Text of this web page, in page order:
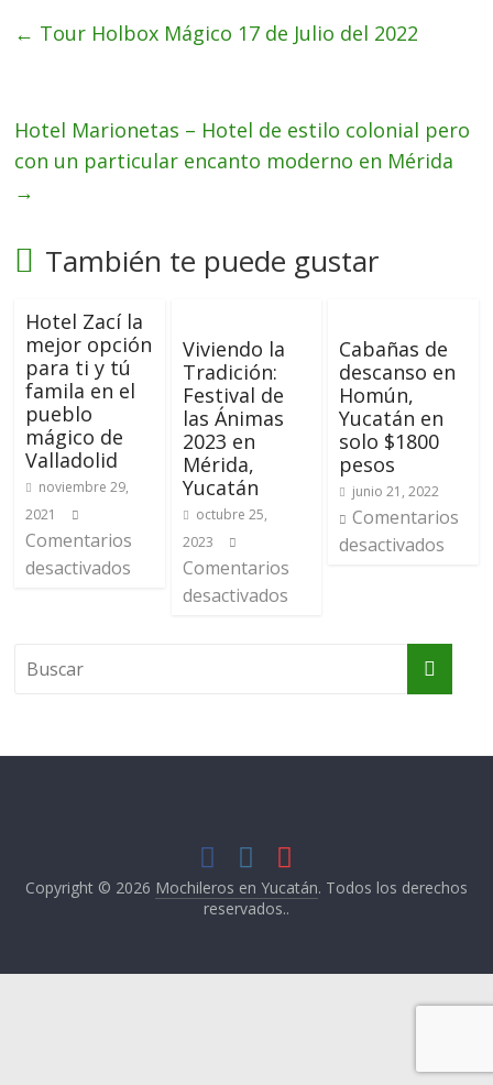
← Tour Holbox Mágico 17 de Julio del 2022
Hotel Marionetas – Hotel de estilo colonial pero
con un particular encanto moderno en Mérida
→
También te puede gustar
Hotel Zací la
mejor opción
para ti y tú
famila en el
pueblo
mágico de
Valladolid
noviembre 29,
2021
Comentarios
desactivados
Viviendo la
Tradición:
Festival de
las Ánimas
2023 en
Mérida,
Yucatán
octubre 25,
2023
Comentarios
desactivados
Cabañas de
descanso en
Homún,
Yucatán en
solo $1800
pesos
junio 21, 2022
Comentarios
desactivados
Copyright © 2026 Mochileros en Yucatán. Todos los derechos
reservados..